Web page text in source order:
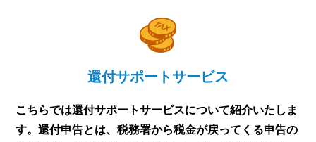
還付サポートサービス
こちらでは還付サポートサービスについて紹介いたしま
す。還付申告とは、税務署から税金が戻ってくる申告の